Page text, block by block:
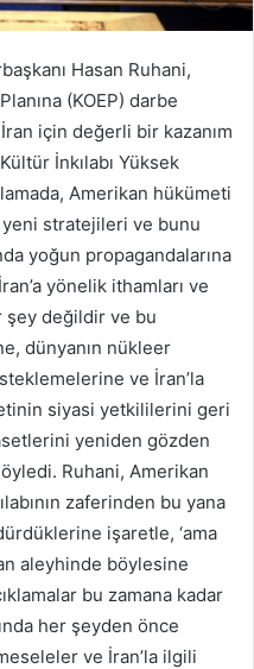
Hasan Ruhani,
(KOEP) darbe
için değerli bir kazanım
İnkılabı Yüksek
Amerikan hükümeti
stratejileri ve bunu
yoğun propagandalarına
yönelik ithamları ve
şey değildir ve bu
dünyanın nükleer
ve İran’la
siyasi yetkililerini geri
yeniden gözden
Ruhani, Amerikan
zaferinden bu yana
işaretle, ‘ama
aleyhinde böylesine
bu zamana kadar
her şeyden önce
ve İran’la ilgili